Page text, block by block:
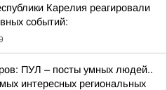
Карелия реагировали
событий:
ПУЛ – посты умных людей..
интересных региональных